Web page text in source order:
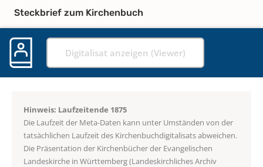
Steckbrief zum Kirchenbuch
Digitalisat anzeigen (Viewer)
Hinweis: Laufzeitende 1875
Die Laufzeit der Meta-Daten kann unter Umständen von der
tatsächlichen Laufzeit des Kirchenbuchdigitalisats abweichen.
Die Präsentation der Kirchenbücher der Evangelischen
Landeskirche in Württemberg (Landeskirchliches Archiv